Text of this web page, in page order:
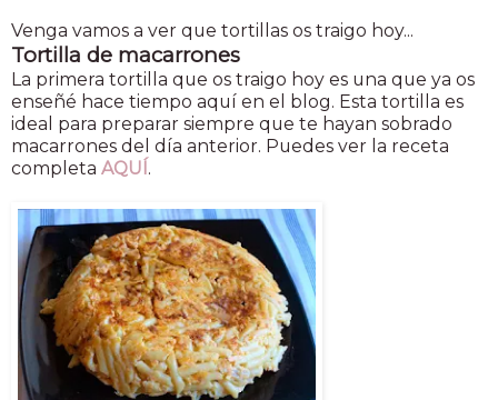
Venga vamos a ver que tortillas os traigo hoy...
Tortilla de macarrones
La primera tortilla que os traigo hoy es una que ya os
enseñé hace tiempo aquí en el blog. Esta tortilla es
ideal para preparar siempre que te hayan sobrado
macarrones del día anterior. Puedes ver la receta
completa AQUÍ.